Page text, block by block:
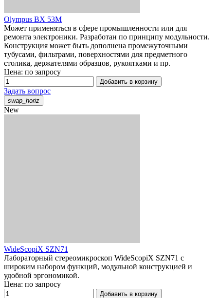
Olympus BX 53M
Может применяться в сфере промышленности или для
ремонта электроники. Разработан по принципу модульности.
Конструкция может быть дополнена промежуточными
тубусами, фильтрами, поверхностями для предметного
столика, держателями образцов, рукоятками и пр.
Цена: по запросу
Добавить в корзину
Задать вопрос
swap_horiz
New
WideScopiX SZN71
Лабораторный стереомикроскоп WideScopiX SZN71 с
широким набором функций, модульной конструкцией и
удобной эргономикой.
Цена: по запросу
Добавить в корзину